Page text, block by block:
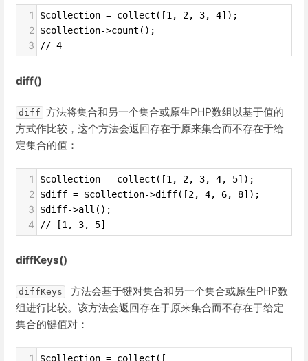
1 $collection = collect([1, 2, 3, 4]);
2 $collection->count();
3 // 4
diff()
diff 方法将集合和另一个集合或原生PHP数组以基于值的
方式作比较，这个方法会返回存在于原来集合而不存在于给
定集合的值：
1 $collection = collect([1, 2, 3, 4, 5]);
2 $diff = $collection->diff([2, 4, 6, 8]);
3 $diff->all();
4 // [1, 3, 5]
diffKeys()
diffKeys
方法会基于犍对集合和另一个集合或原生PHP数
组进行比较。该方法会返回存在于原来集合而不存在于给定
集合的键值对：
1 $collection = collect([